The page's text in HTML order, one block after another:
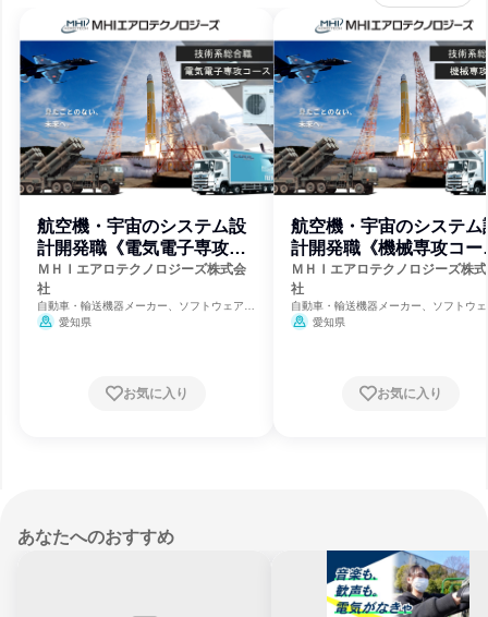
航空機・宇宙のシステム設
計開発職《電気電子専攻コ
ース》
ＭＨＩエアロテクノロジーズ株式会
社
自動車・輸送機器メーカー、ソフトウェア開
発、航空宇宙・防衛
愛知県
お気に入り
航空機・宇宙のシステム
計開発職《機械専攻コー
ス》
ＭＨＩエアロテクノロジーズ株
社
自動車・輸送機器メーカー、ソフトウ
発、航空宇宙・防衛
愛知県
お気に入り
あなたへのおすすめ